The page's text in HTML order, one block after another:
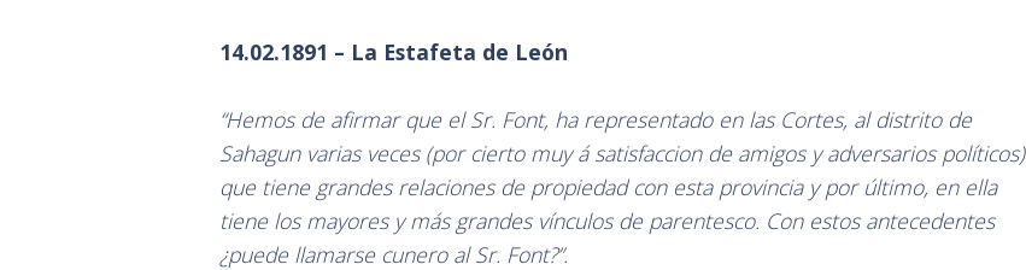
14.02.1891 – La Estafeta de León
“Hemos de afirmar que el Sr. Font, ha representado en las Cortes, al distrito de
Sahagun varias veces (por cierto muy á satisfaccion de amigos y adversarios políticos)
que tiene grandes relaciones de propiedad con esta provincia y por último, en ella
tiene los mayores y más grandes vínculos de parentesco. Con estos antecedentes
¿puede llamarse cunero al Sr. Font?”.